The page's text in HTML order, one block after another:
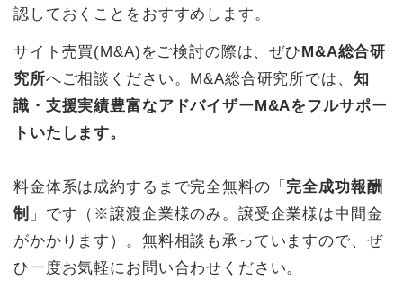
認しておくことをおすすめします。
サイト売買(M&A)をご検討の際は、ぜひM&A総合研
究所へご相談ください。M&A総合研究所では、 知
識・支援実績豊富なアドバイザーM&Aをフルサポー
トいたします。
料金体系は成約するまで完全無料の「 完全成功報酬
制 」です（※譲渡企業様のみ。譲受企業様は中間金
がかかります）。無料相談も承っていますので、ぜ
ひ一度お気軽にお問い合わせください。